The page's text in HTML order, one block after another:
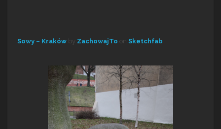
Sowy – Kraków by ZachowajTo on Sketchfab